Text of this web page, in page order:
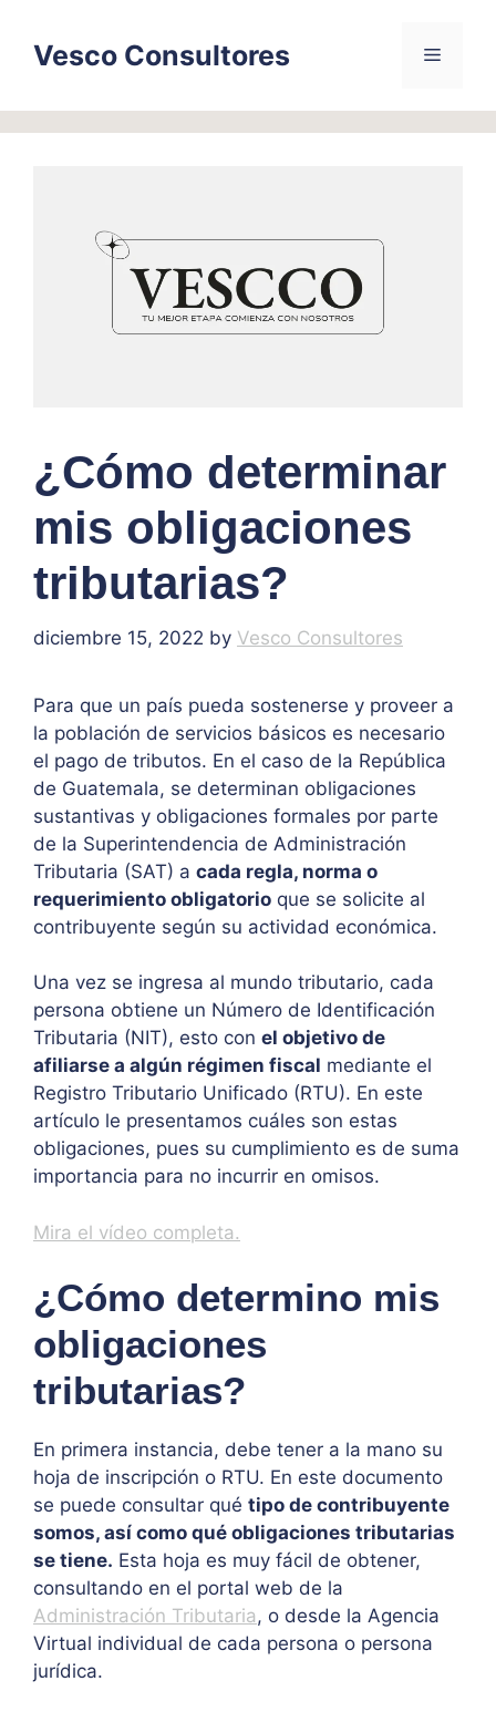
contentVesco Consultores Menu
¿Cómo determinar
mis obligaciones
tributarias?
diciembre 15, 2022 by Vesco Consultores
Para que un país pueda sostenerse y proveer a
la población de servicios básicos es necesario
el pago de tributos. En el caso de la República
de Guatemala, se determinan obligaciones
sustantivas y obligaciones formales por parte
de la Superintendencia de Administración
Tributaria (SAT) a cada regla, norma o
requerimiento obligatorio que se solicite al
contribuyente según su actividad económica.
Una vez se ingresa al mundo tributario, cada
persona obtiene un Número de Identificación
Tributaria (NIT), esto con el objetivo de
afiliarse a algún régimen fiscal mediante el
Registro Tributario Unificado (RTU). En este
artículo le presentamos cuáles son estas
obligaciones, pues su cumplimiento es de suma
importancia para no incurrir en omisos.
Mira el vídeo completa.
¿Cómo determino mis
obligaciones
tributarias?
En primera instancia, debe tener a la mano su
hoja de inscripción o RTU. En este documento
se puede consultar qué tipo de contribuyente
somos, así como qué obligaciones tributarias
se tiene. Esta hoja es muy fácil de obtener,
consultando en el portal web de la
Administración Tributaria, o desde la Agencia
Virtual individual de cada persona o persona
jurídica.